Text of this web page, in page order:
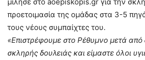
προετοιμασία της ομάδας στα 3-5
τους νέους συμπαίχτες του.
«Επιστρέφουμε στο Ρέθυμνο μετά
σκληρής δουλειάς και είμαστε όλοι